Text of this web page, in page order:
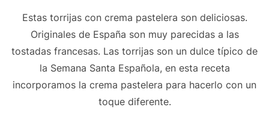
Estas torrijas con crema pastelera son deliciosas.
Originales de España son muy parecidas a las
tostadas francesas. Las torrijas son un dulce típico de
la Semana Santa Española, en esta receta
incorporamos la crema pastelera para hacerlo con un
toque diferente.